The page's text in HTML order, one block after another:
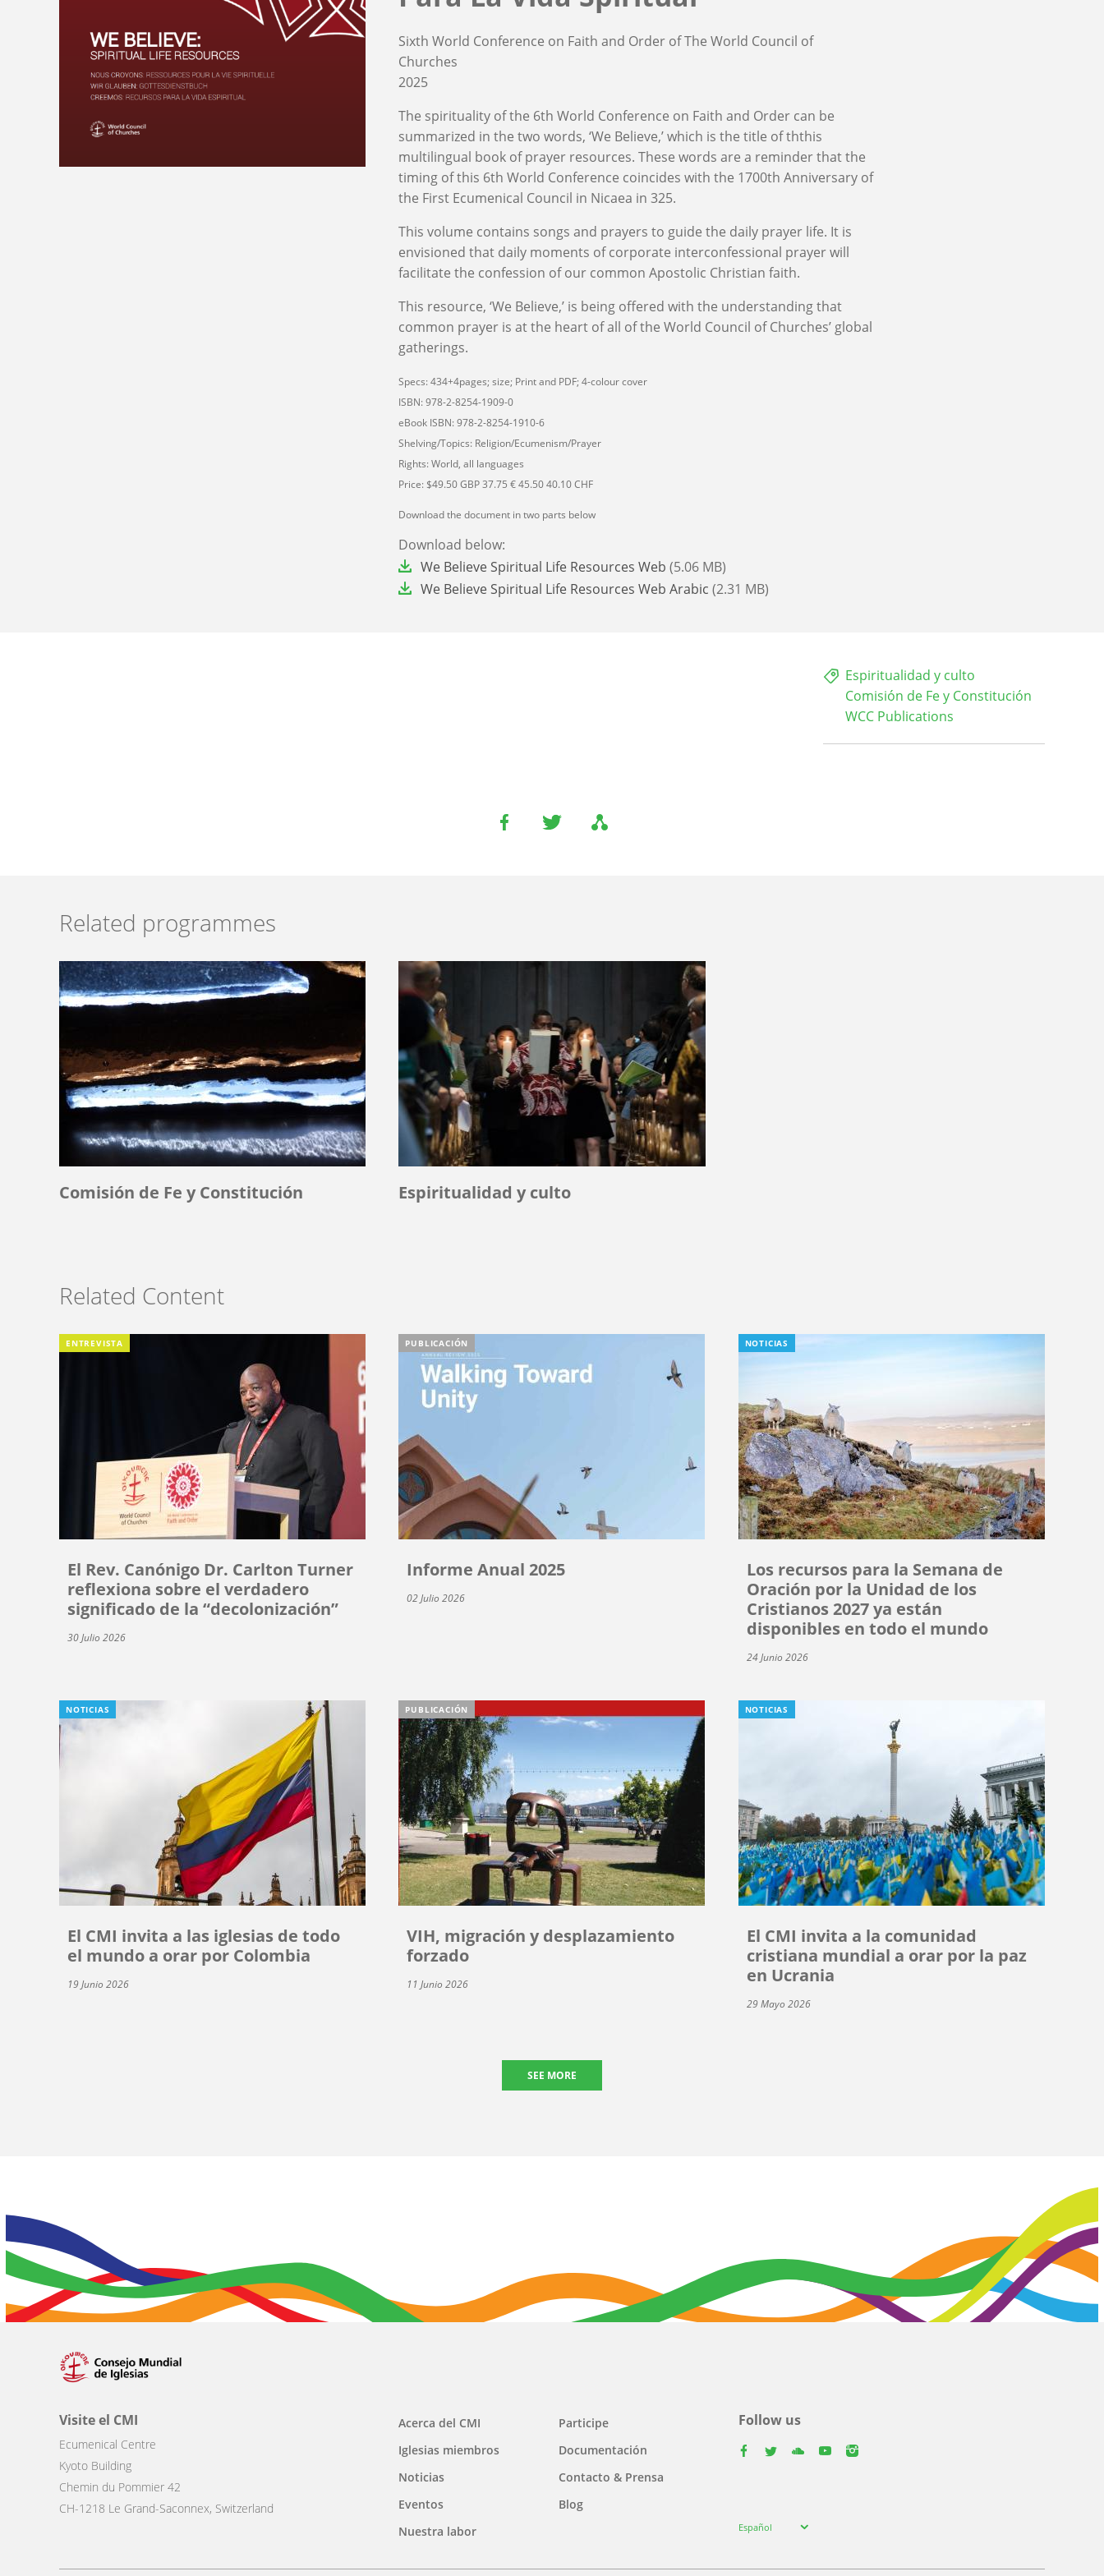
Sixth World Conference on Faith and Order of The World Council of
Churches
2025
The spirituality of the 6th World Conference on Faith and Order can be
summarized in the two words, ‘We Believe,’ which is the title of ththis
multilingual book of prayer resources. These words are a reminder that the
timing of this 6th World Conference coincides with the 1700th Anniversary of
the First Ecumenical Council in Nicaea in 325.
This volume contains songs and prayers to guide the daily prayer life. It is
envisioned that daily moments of corporate interconfessional prayer will
facilitate the confession of our common Apostolic Christian faith.
This resource, ‘We Believe,’ is being offered with the understanding that
common prayer is at the heart of all of the World Council of Churches’ global
gatherings.
Specs: 434+4pages; size; Print and PDF; 4-colour cover
ISBN: 978-2-8254-1909-0
eBook ISBN: 978-2-8254-1910-6
Shelving/Topics: Religion/Ecumenism/Prayer
Rights: World, all languages
Price: $49.50 GBP 37.75 € 45.50 40.10 CHF
Download the document in two parts below
Download below:
File We Believe Spiritual Life Resources Web (5.06 MB)
File We Believe Spiritual Life Resources Web Arabic (2.31 MB)
Espiritualidad y culto
Comisión de Fe y Constitución
WCC Publications
Related programmes
Comisión de Fe y Constitución Espiritualidad y culto
Related Content
ENTREVISTA
El Rev. Canónigo Dr. Carlton Turner
reflexiona sobre el verdadero
significado de la “decolonización”
30 Julio 2026
PUBLICACIÓN
Informe Anual 2025
02 Julio 2026
NOTICIAS
Los recursos para la Semana de
Oración por la Unidad de los
Cristianos 2027 ya están
disponibles en todo el mundo
24 Junio 2026
NOTICIAS
El CMI invita a las iglesias de todo
el mundo a orar por Colombia
19 Junio 2026
PUBLICACIÓN
VIH, migración y desplazamiento
forzado
11 Junio 2026
NOTICIAS
El CMI invita a la comunidad
cristiana mundial a orar por la paz
en Ucrania
29 Mayo 2026
SEE MORE
Visite el CMI
Ecumenical Centre
Kyoto Building
Chemin du Pommier 42
CH-1218 Le Grand-Saconnex, Switzerland
Main
navigation
Acerca del CMI
Iglesias miembros
Noticias
Eventos
Nuestra labor
Participe
Documentación
Contacto & Prensa
Blog
Follow us
your
Español